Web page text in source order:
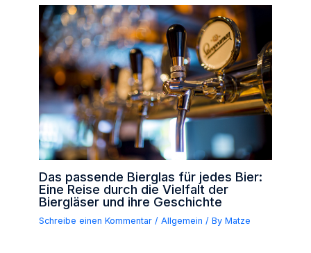
Das passende Bierglas für jedes Bier:
Eine Reise durch die Vielfalt der
Biergläser und ihre Geschichte
Schreibe einen Kommentar /Allgemein / ByMatze